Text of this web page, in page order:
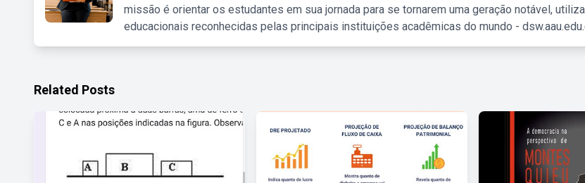
missão é orientar os estudantes em sua jornada para se tornarem uma geração notável,
educacionais reconhecidas pelas principais instituições acadêmicas do mundo -
Related Posts